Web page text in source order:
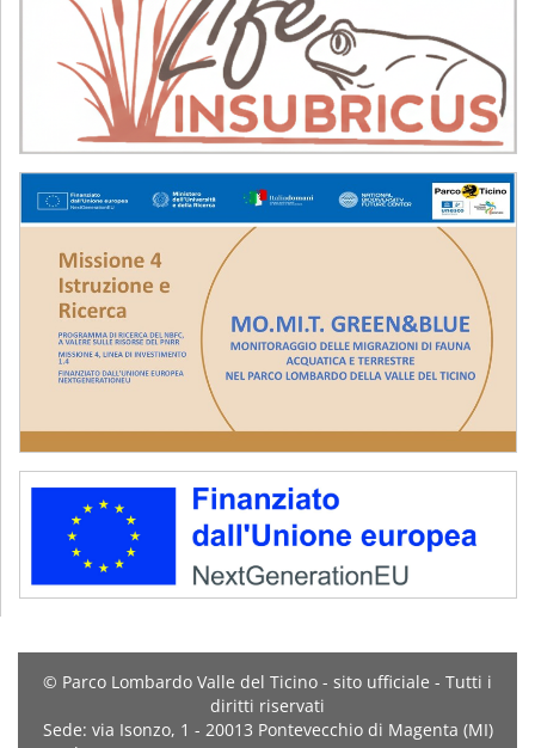
© Parco Lombardo Valle del Ticino - sito ufficiale - Tutti i
diritti riservati
Sede: via Isonzo, 1 - 20013 Pontevecchio di Magenta (MI)